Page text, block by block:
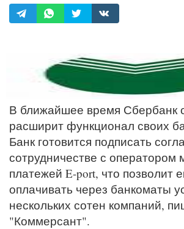
В ближайшее время Сбербанк
расширит функционал своих
Банк готовится подписать
сотрудничестве с оператором
платежей E-port, что позволит
оплачивать через банкоматы
нескольких сотен компаний,
"Коммерсант".